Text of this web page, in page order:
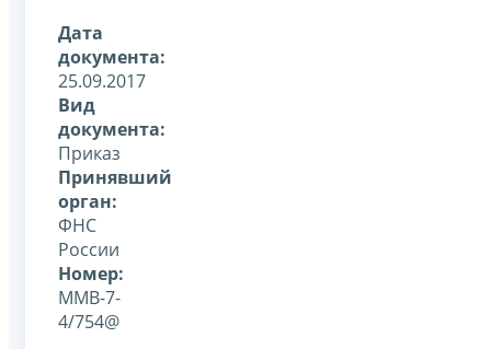
Дата
документа:
25.09.2017
Вид
документа:
Приказ
Принявший
орган:
ФНС
России
Номер:
ММВ-7-
4/754@